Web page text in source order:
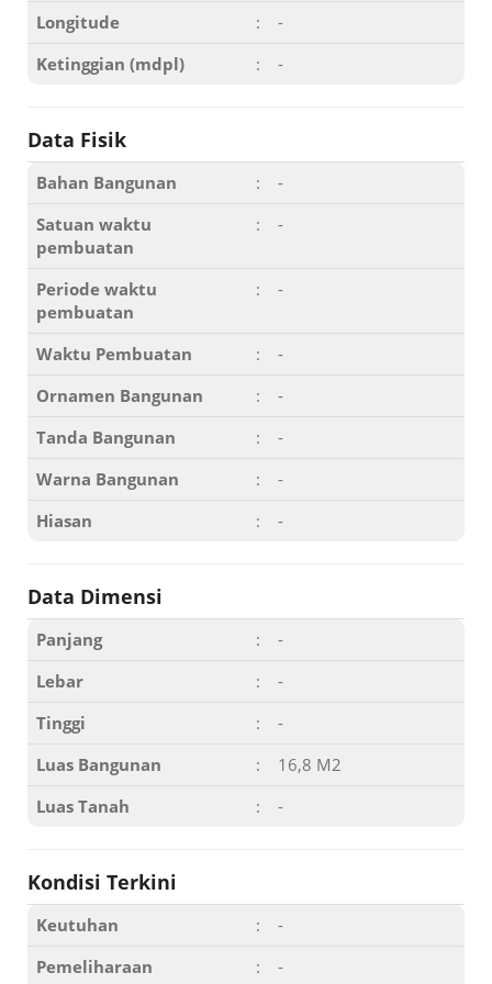
Longitude
:
-
Ketinggian (mdpl)
: -
Data Fisik
Bahan Bangunan :
-
Satuan waktu
pembuatan
: -
Periode waktu
pembuatan
: -
Waktu Pembuatan :
-
Ornamen Bangunan
:
-
Tanda Bangunan
:
-
Warna Bangunan
:
-
Hiasan
: -
Data Dimensi
Panjang :
-
Lebar
:
-
Tinggi
:
-
Luas Bangunan
:
16,8 M2
Luas Tanah
: -
Kondisi Terkini
Keutuhan :
-
Pemeliharaan
: -